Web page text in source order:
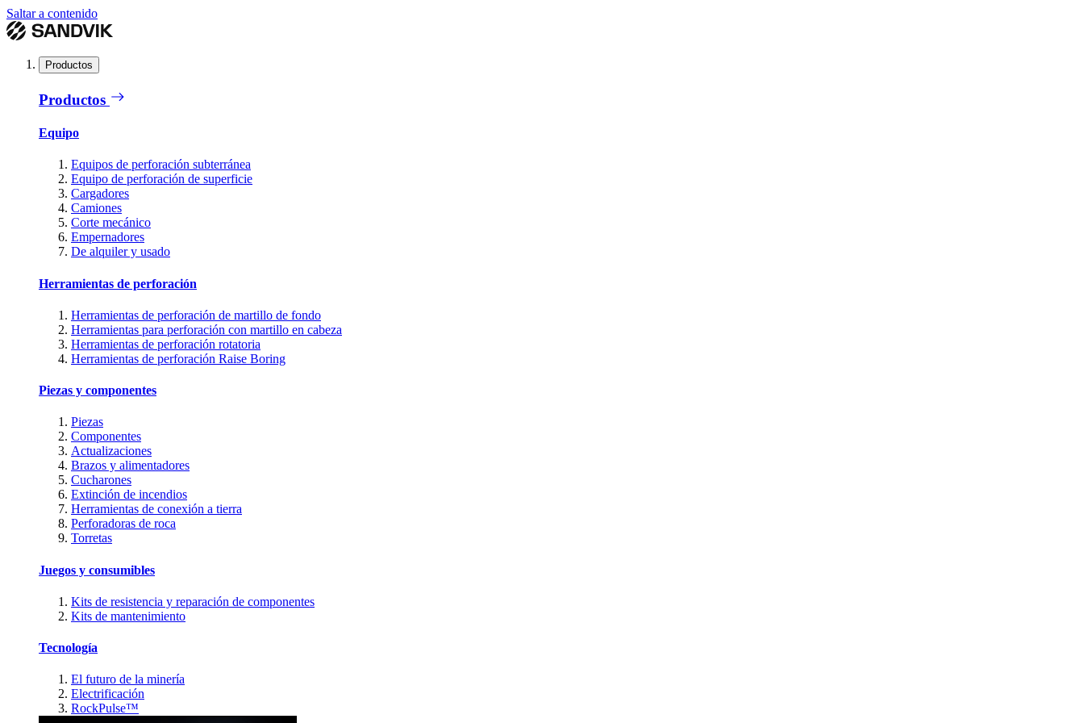
Saltar a contenido
Productos
Productos
Equipo
Equipos de perforación subterránea
Equipo de perforación de superficie
Cargadores
Camiones
Corte mecánico
Empernadores
De alquiler y usado
Herramientas de perforación
Herramientas de perforación de martillo de fondo
Herramientas para perforación con martillo en cabeza
Herramientas de perforación rotatoria
Herramientas de perforación Raise Boring
Piezas y componentes
Piezas
Componentes
Actualizaciones
Brazos y alimentadores
Cucharones
Extinción de incendios
Herramientas de conexión a tierra
Perforadoras de roca
Torretas
Juegos y consumibles
Kits de resistencia y reparación de componentes
Kits de mantenimiento
Tecnología
El futuro de la minería
Electrificación
RockPulse™